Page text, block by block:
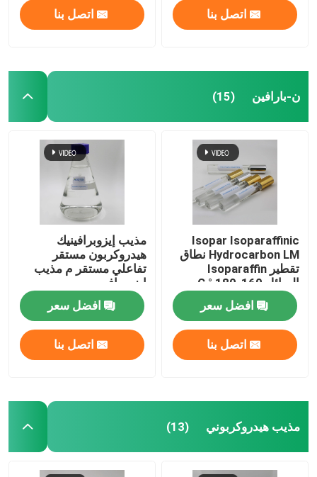
اتصل بنا اتصل بنا
ن-بارافين (15)
Isopar Isoparaffinic
Hydrocarbon LM نطاق
تقطير Isoparaffin
السائل 160-180 ° C
افضل سعر
اتصل بنا
مذيب إيزوبرافينيك
هيدروكربون مستقر
تفاعلي مستقر م مذيب
إيزوبرافين
افضل سعر
اتصل بنا
مذيب هيدروكربوني (13)